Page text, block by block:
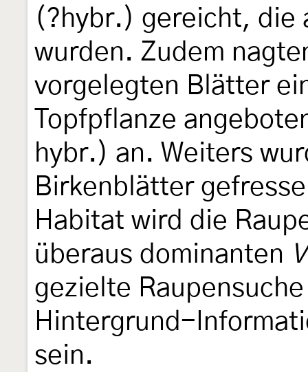
(?hybr.) gereicht, die
wurden. Zudem
vorgelegten Blätter
Topfpflanze
hybr.) an. Weiters
Birkenblätter
Habitat wird die
überaus dominanten
gezielte
Hintergrund-
sein.